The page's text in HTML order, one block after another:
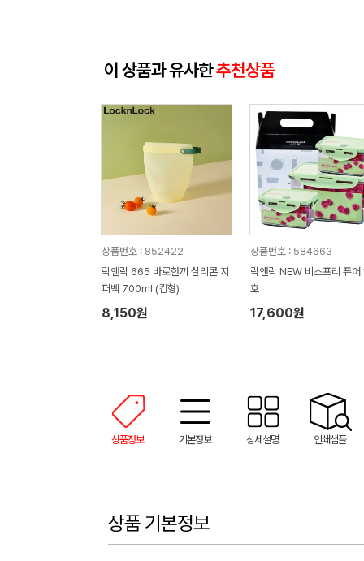
이 상품과 유사한추천상품
상품번호 : 852422
락앤락 665 바로한끼 실리콘 지
퍼백 700ml (컵형)
8,150원
상품번호 : 584663
락앤락 NEW 비스프리 퓨어
호
17,600원
상품정보 기본정보 상세설명 인쇄샘플
상품 기본정보